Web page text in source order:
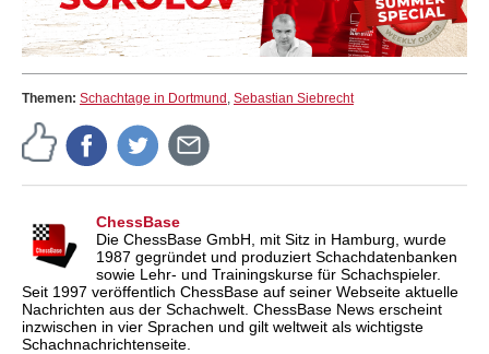
Themen: Schachtage in Dortmund , Sebastian Siebrecht
ChessBase
Die ChessBase GmbH, mit Sitz in Hamburg, wurde
1987 gegründet und produziert Schachdatenbanken
sowie Lehr- und Trainingskurse für Schachspieler.
Seit 1997 veröffentlich ChessBase auf seiner Webseite aktuelle
Nachrichten aus der Schachwelt. ChessBase News erscheint
inzwischen in vier Sprachen und gilt weltweit als wichtigste
Schachnachrichtenseite.